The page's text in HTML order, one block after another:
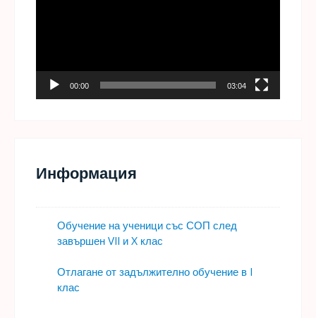
00:00 03:04
Информация
Обучение на ученици със СОП след
завършен VII и X клас
Отлагане от задължително обучение в I
клас